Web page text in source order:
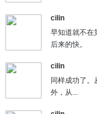
cilin
早知道就不在
后来的快。
cilin
同样成功了。
外，从...